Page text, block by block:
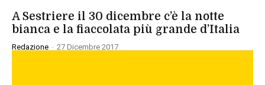
A Sestriere il 30 dicembre c’è la notte
bianca e la fiaccolata più grande d’Italia
Redazione - 27 Dicembre 2017